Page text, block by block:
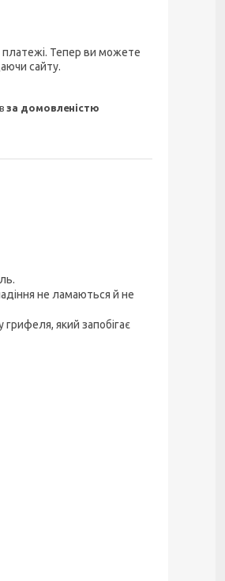
платежі. Тепер ви можете
сайту.
за домовленістю
не ламаються й не
грифеля, який запобігає